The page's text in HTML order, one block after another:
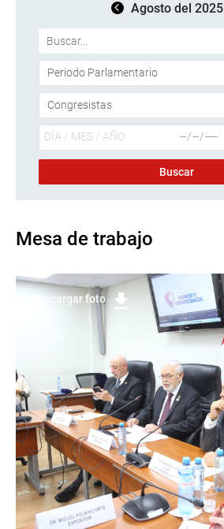
Agosto del 2025
Mesa de trabajo
Descargar foto